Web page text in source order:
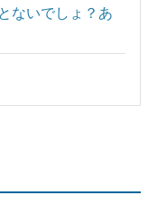
ないでしょ？あ